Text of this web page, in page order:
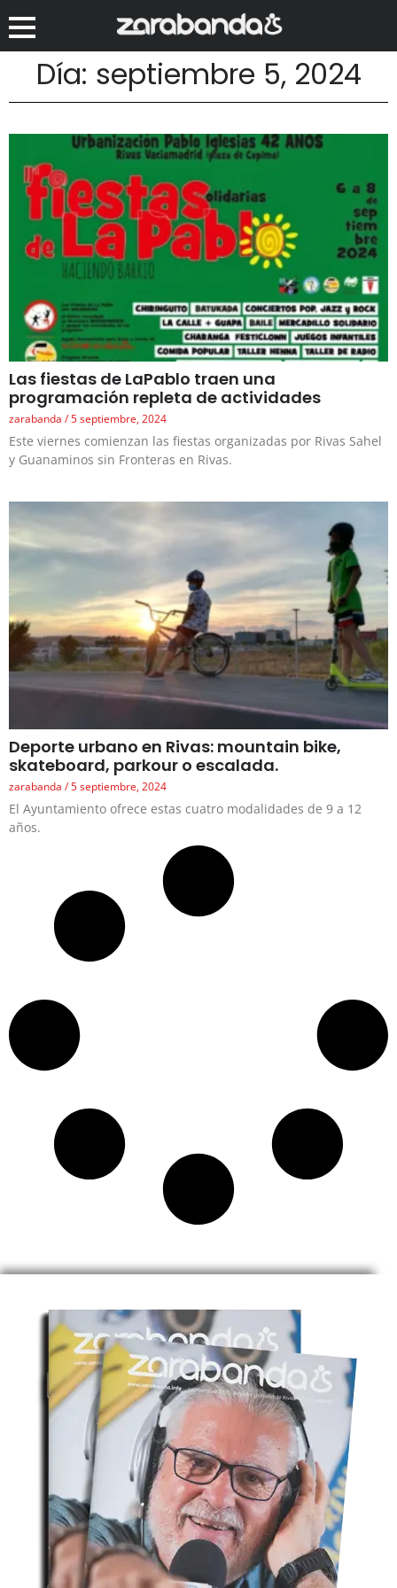
Día: septiembre 5, 2024
Las fiestas de LaPablo traen una
programación repleta de actividades
zarabanda 5 septiembre, 2024
Este viernes comienzan las fiestas organizadas por Rivas Sahel
y Guanaminos sin Fronteras en Rivas.
Deporte urbano en Rivas: mountain bike,
skateboard, parkour o escalada.
zarabanda 5 septiembre, 2024
El Ayuntamiento ofrece estas cuatro modalidades de 9 a 12
años.